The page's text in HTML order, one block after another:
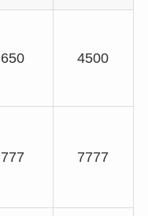
650 4500
777 7777